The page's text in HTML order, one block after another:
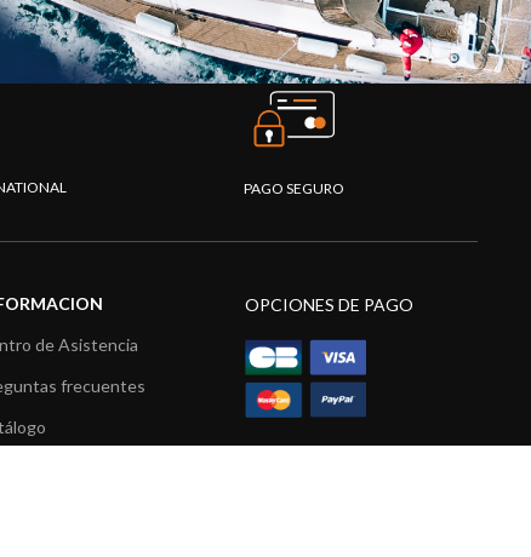
PAGO SEGURO
de Asistencia
frecuentes
OPCIONES DE PAGO